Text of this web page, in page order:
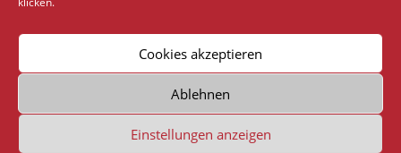
Cookies akzeptieren
Ablehnen
Einstellungen anzeigen